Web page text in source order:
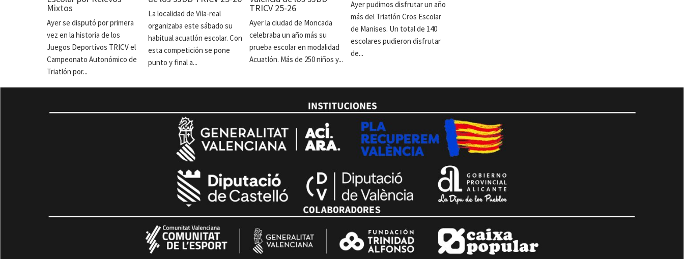
Mixtos
Ayer se disputó por primera
vez en la historia de los
Juegos Deportivos TRICV el
Campeonato Autonómico de
Triatlón por...
La localidad de Vila-real
organizaba este sábado su
habitual acuatlón escolar. Con
esta competición se pone
punto y final a...
TRICV 25-26
Ayer la ciudad de Moncada
celebraba un año más su
prueba escolar en modalidad
Acuatlón. Más de 250 niños y...
Ayer pudimos disfrutar un año
más del Triatlón Cros Escolar
de Manises. Un total de 140
escolares pudieron disfrutar
de...